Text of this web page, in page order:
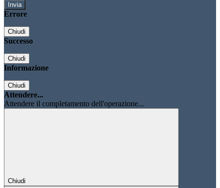
Errore
Chiudi
Successo
Chiudi
Informazione
Chiudi
Attendere...
Attendere il completamento dell'operazione...
Chiudi